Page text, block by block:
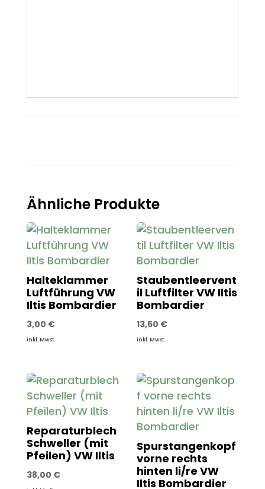
Ähnliche Produkte
Halteklammer
Luftführung VW
Iltis Bombardier
3,00 €
inkl. MwSt.
Staubentleervent
il Luftfilter VW Iltis
Bombardier
13,50 €
inkl. MwSt.
Reparaturblech
Schweller (mit
Pfeilen) VW Iltis
38,00 €
Spurstangenkopf
vorne rechts
hinten li/re VW
Iltis Bombardier